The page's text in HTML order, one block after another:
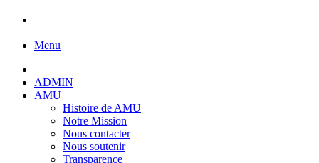
Menu
ADMIN
AMU
Histoire de AMU
Notre Mission
Nous contacter
Nous soutenir
Transparence